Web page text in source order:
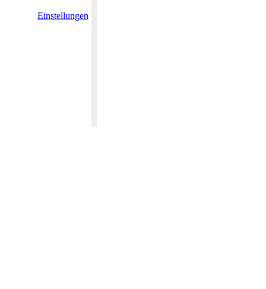
Einstellungen